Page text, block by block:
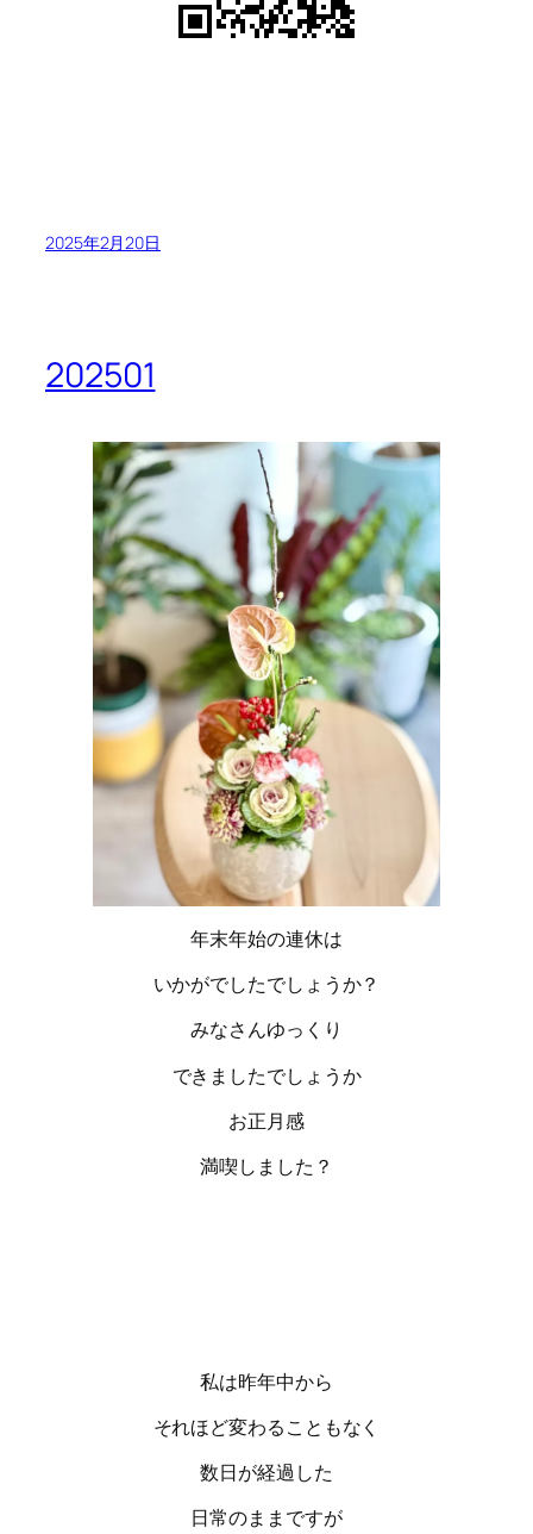
2025年2月20日
202501
年末年始の連休は
いかがでしたでしょうか？
みなさんゆっくり
できましたでしょうか
お正月感
満喫しました？
私は昨年中から
それほど変わることもなく
数日が経過した
日常のままですが